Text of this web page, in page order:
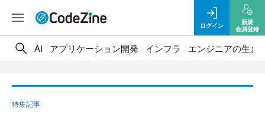
ログイン
新規
会員登録
AI アプリケーション開発 インフラ エンジニアの生き
特集記事